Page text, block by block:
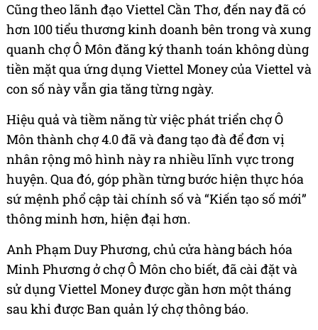
Cũng theo lãnh đạo Viettel Cần Thơ, đến nay đã có
hơn 100 tiểu thương kinh doanh bên trong và xung
quanh chợ Ô Môn đăng ký thanh toán không dùng
tiền mặt qua ứng dụng Viettel Money của Viettel và
con số này vẫn gia tăng từng ngày.
Hiệu quả và tiềm năng từ việc phát triển chợ Ô
Môn thành chợ 4.0 đã và đang tạo đà để đơn vị
nhân rộng mô hình này ra nhiều lĩnh vực trong
huyện. Qua đó, góp phần từng bước hiện thực hóa
sứ mệnh phổ cập tài chính số và “Kiến tạo số mới”
thông minh hơn, hiện đại hơn.
Anh Phạm Duy Phương, chủ cửa hàng bách hóa
Minh Phương ở chợ Ô Môn cho biết, đã cài đặt và
sử dụng Viettel Money được gần hơn một tháng
sau khi được Ban quản lý chợ thông báo.